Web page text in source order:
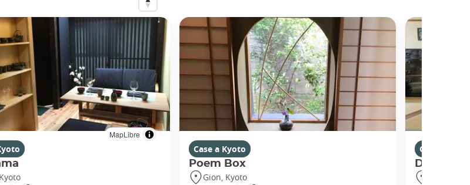
MapLibre
Case a Kyoto
Poem Box
Gion, Kyoto
Case a
Demachi